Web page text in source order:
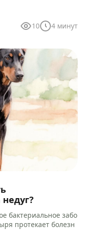
10 4 минут
бактериальное забо
протекает болезн